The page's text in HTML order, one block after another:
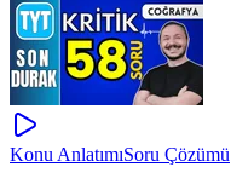
Konu AnlatımıSoru Çözümü